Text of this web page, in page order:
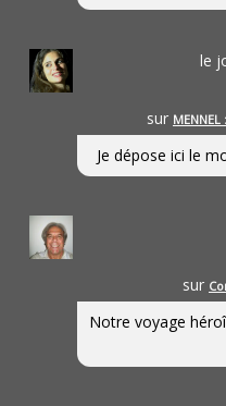
le
sur
Je dépose ici le
sur
Notre voyage